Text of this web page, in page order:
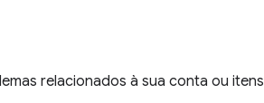
relacionados à sua conta ou itens